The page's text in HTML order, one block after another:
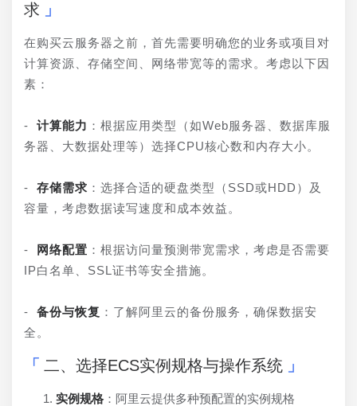
求
在购买云服务器之前，首先需要明确您的业务或项目对
计算资源、存储空间、网络带宽等的需求。考虑以下因
素：
- 计算能力 ：根据应用类型（如Web服务器、数据库服
务器、大数据处理等）选择CPU核心数和内存大小。
- 存储需求 ：选择合适的硬盘类型（SSD或HDD）及
容量，考虑数据读写速度和成本效益。
- 网络配置 ：根据访问量预测带宽需求，考虑是否需要
IP白名单、SSL证书等安全措施。
- 备份与恢复 ：了解阿里云的备份服务，确保数据安
全。
二、选择ECS实例规格与操作系统
实例规格 ：阿里云提供多种预配置的实例规格